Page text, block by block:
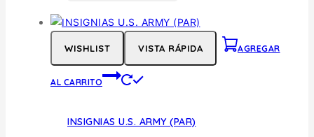
WISHLIST VISTA RÁPIDA AGREGAR
AL CARRITO
INSIGNIAS U.S. ARMY (PAR)